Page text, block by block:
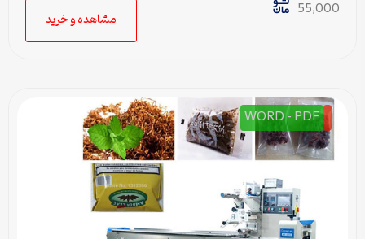
55,000
مشاهده و خرید
WORD - PDF